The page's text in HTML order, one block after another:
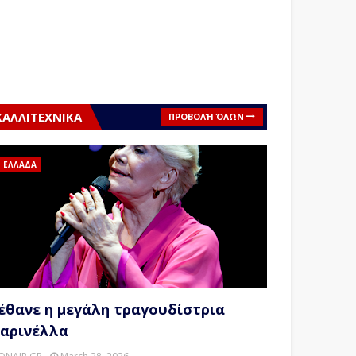
ΠΡΟΒΟΛΉ ΌΛΩΝ
ΕΛΛΑΔΑ
η μεγάλη τραγουδίστρια